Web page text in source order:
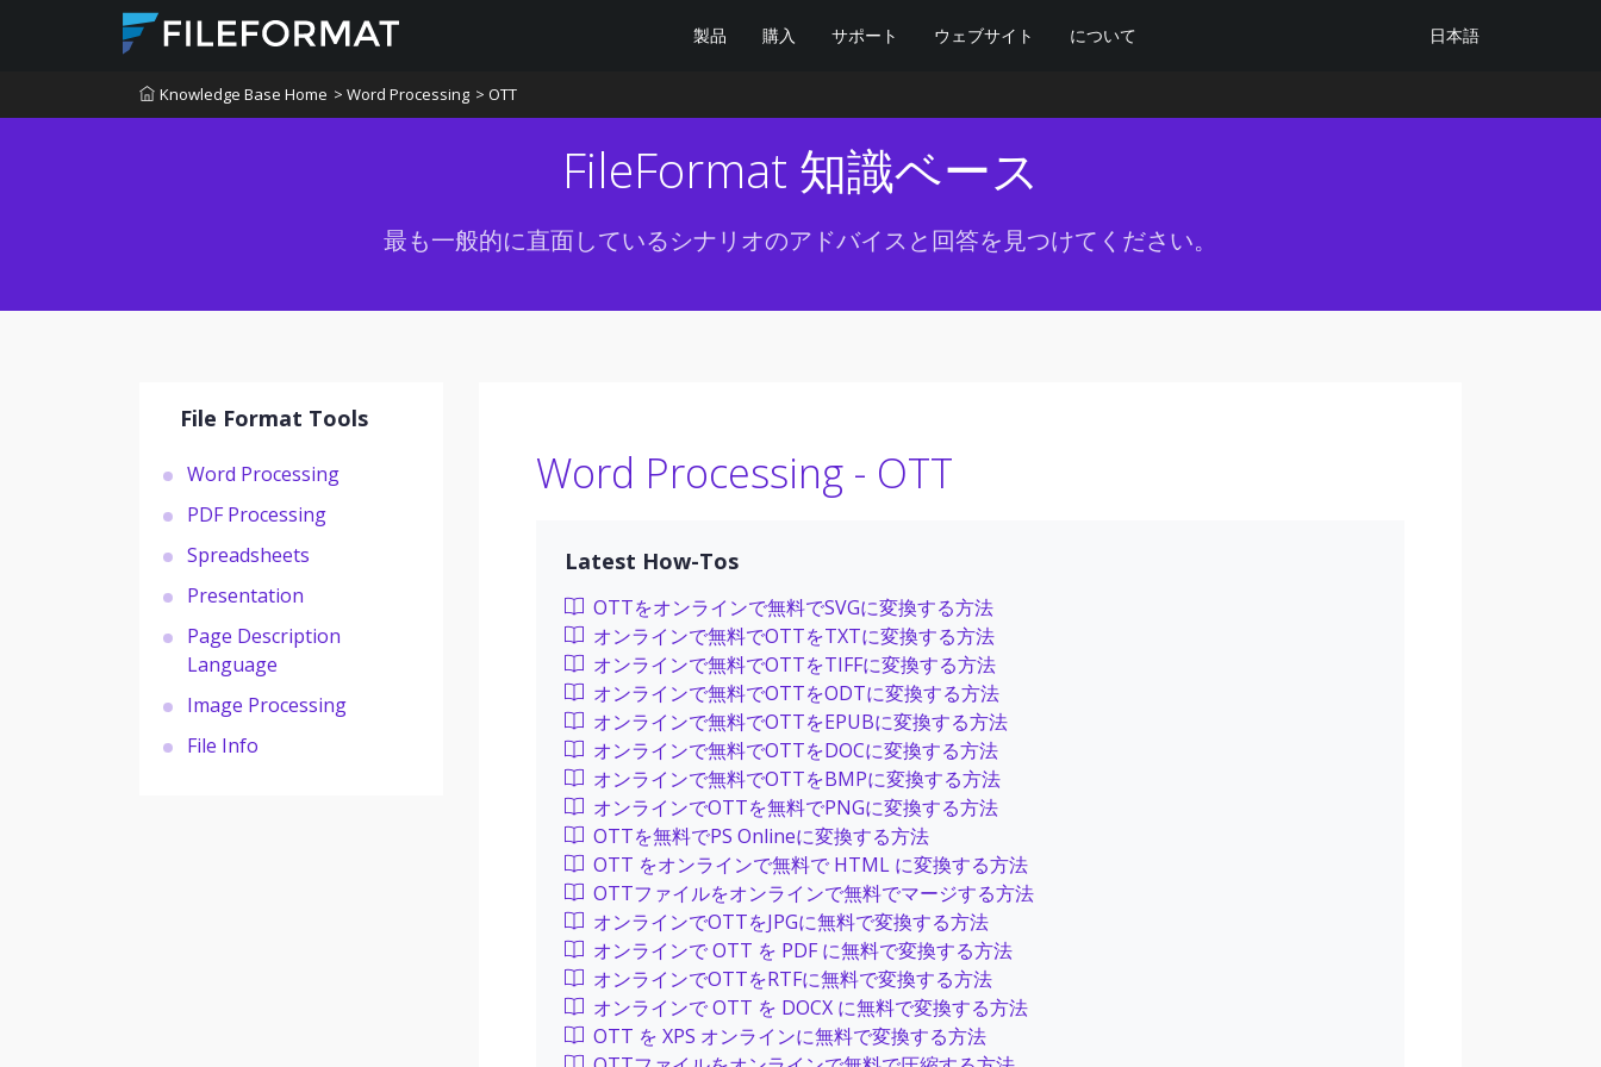
製品 購入 サポート ウェブサイト について 日本語
Knowledge Base Home > Word Processing > OTT
FileFormat 知識ベース
最も一般的に直面しているシナリオのアドバイスと回答を見つけてください。
File Format Tools
Word Processing
PDF Processing
Spreadsheets
Presentation
Page Description
Language
Image Processing
File Info
Word Processing - OTT
Latest How-Tos
OTTをオンラインで無料でSVGに変換する方法
オンラインで無料でOTTをTXTに変換する方法
オンラインで無料でOTTをTIFFに変換する方法
オンラインで無料でOTTをODTに変換する方法
オンラインで無料でOTTをEPUBに変換する方法
オンラインで無料でOTTをDOCに変換する方法
オンラインで無料でOTTをBMPに変換する方法
オンラインでOTTを無料でPNGに変換する方法
OTTを無料でPS Onlineに変換する方法
OTT をオンラインで無料で HTML に変換する方法
OTTファイルをオンラインで無料でマージする方法
オンラインでOTTをJPGに無料で変換する方法
オンラインで OTT を PDF に無料で変換する方法
オンラインでOTTをRTFに無料で変換する方法
オンラインで OTT を DOCX に無料で変換する方法
OTT を XPS オンラインに無料で変換する方法